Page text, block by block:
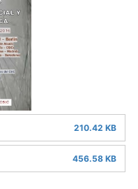
210.42 KB
456.58 KB